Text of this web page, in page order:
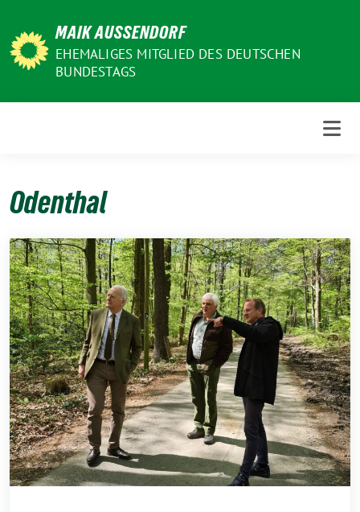
zum
Inhalt
MAIK AUSSENDORF
EHEMALIGES MITGLIED DES DEUTSCHEN
BUNDESTAGS
Odenthal